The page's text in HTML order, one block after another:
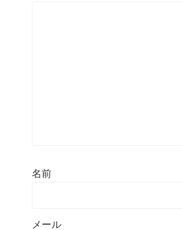
名前
メール